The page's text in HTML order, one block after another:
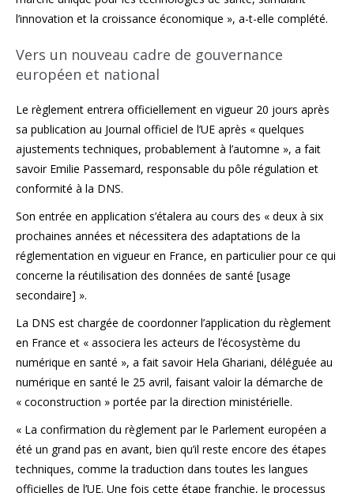
l’innovation et la croissance économique », a-t-elle complété.
Vers un nouveau cadre de gouvernance
européen et national
Le règlement entrera officiellement en vigueur 20 jours après
sa publication au Journal officiel de l’UE après « quelques
ajustements techniques, probablement à l’automne », a fait
savoir Emilie Passemard, responsable du pôle régulation et
conformité à la DNS.
Son entrée en application s’étalera au cours des « deux à six
prochaines années et nécessitera des adaptations de la
réglementation en vigueur en France, en particulier pour ce qui
concerne la réutilisation des données de santé [usage
secondaire] ».
La DNS est chargée de coordonner l’application du règlement
en France et « associera les acteurs de l’écosystème du
numérique en santé », a fait savoir Hela Ghariani, déléguée au
numérique en santé le 25 avril, faisant valoir la démarche de
« coconstruction » portée par la direction ministérielle.
« La confirmation du règlement par le Parlement européen a
été un grand pas en avant, bien qu’il reste encore des étapes
techniques, comme la traduction dans toutes les langues
officielles de l’UE. Une fois cette étape franchie, le processus